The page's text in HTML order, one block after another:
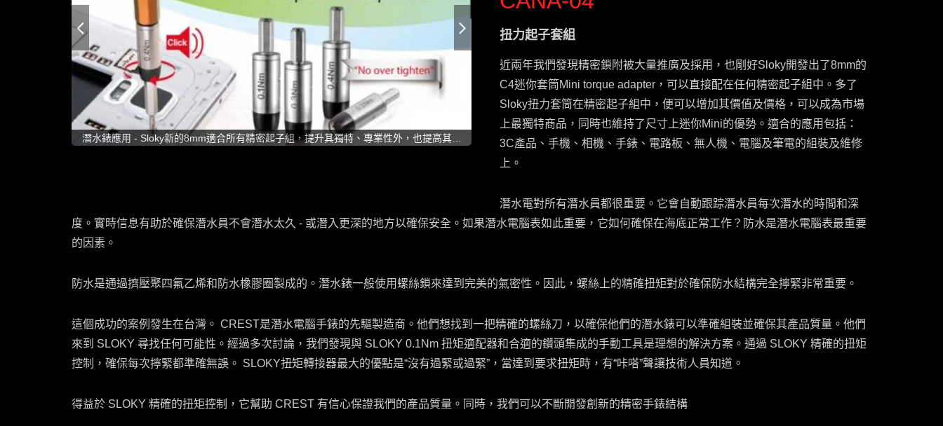
潛水錶應用 - Sloky新的8mm適合所有精密起子組，提升其獨特、專業性外，也提高其價
Crest潛水錶鎖附應用
扭力起子套組
近兩年我們發現精密鎖附被大量推廣及採用，也剛好Sloky開發出了8mm的
C4迷你套筒Mini torque adapter，可以直接配在任何精密起子組中。多了
Sloky扭力套筒在精密起子組中，便可以增加其價值及價格，可以成為市場
上最獨特商品，同時也維持了尺寸上迷你Mini的優勢。適合的應用包括：
3C產品、手機、相機、手錶、電路板、無人機、電腦及筆電的組裝及維修
上。
潛水電對所有潛水員都很重要。它會自動跟踪潛水員每次潛水的時間和深
度。實時信息有助於確保潛水員不會潛水太久 - 或潛入更深的地方以確保安全。如果潛水電腦表如此重要，它如何確保在海底正常工作？防水是潛水電腦表最重要
的因素。
防水是通過擠壓聚四氟乙烯和防水橡膠圈製成的。潛水錶一般使用螺絲鎖來達到完美的氣密性。因此，螺絲上的精確扭矩對於確保防水結構完全擰緊非常重要。
這個成功的案例發生在台灣。 CREST是潛水電腦手錶的先驅製造商。他們想找到一把精確的螺絲刀，以確保他們的潛水錶可以準確組裝並確保其產品質量。他們
來到 SLOKY 尋找任何可能性。經過多次討論，我們發現與 SLOKY 0.1Nm 扭矩適配器和合適的鑽頭集成的手動工具是理想的解決方案。通過 SLOKY 精確的扭矩
控制，確保每次擰緊都準確無誤。 SLOKY扭矩轉接器最大的優點是“沒有過緊或過緊”，當達到要求扭矩時，有“咔嗒”聲讓技術人員知道。
得益於 SLOKY 精確的扭矩控制，它幫助 CREST 有信心保證我們的產品質量。同時，我們可以不斷開發創新的精密手錶結構